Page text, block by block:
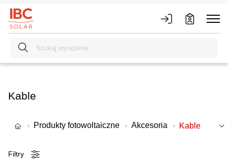
Kable
Produkty fotowoltaiczne Akcesoria Kable
Filtry